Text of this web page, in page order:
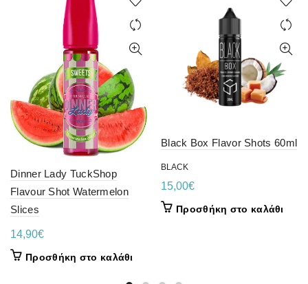
Dinner Lady TuckShop
Flavour Shot Watermelon
Slices
14,90€
Προσθήκη στο καλάθι
Black Box Flavor Shots 60ml
BLACK
15,00€
Προσθήκη στο καλάθι